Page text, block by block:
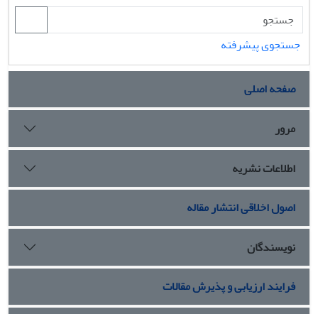
جستجوی پیشرفته
صفحه اصلی
مرور
اطلاعات نشریه
اصول اخلاقی انتشار مقاله
نویسندگان
فرایند ارزیابی و پذیرش مقالات